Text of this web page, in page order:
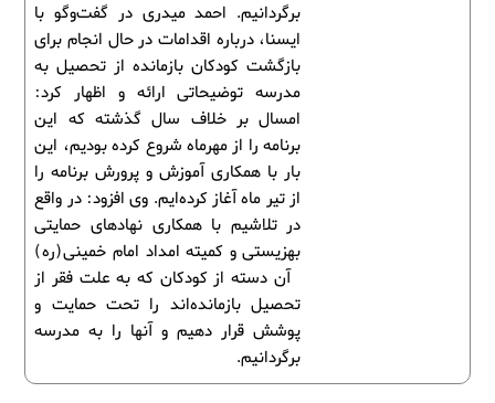
برگردانیم. احمد میدری در گفت‌وگو با
ایسنا، درباره اقدامات در حال انجام برای
بازگشت کودکان بازمانده از تحصیل به
مدرسه توضیحاتی ارائه و اظهار کرد:
امسال بر خلاف سال گذشته که این
برنامه را از مهرماه شروع کرده بودیم، این
بار با همکاری آموزش و پرورش برنامه را
از تیر ماه آغاز کرده‌ایم. وی افزود: در واقع
در تلاشیم با همکاری نهادهای حمایتی
بهزیستی و کمیته امداد امام خمینی(ره)
آن دسته از کودکان که به علت فقر از
تحصیل بازمانده‌اند را تحت حمایت و
پوشش قرار دهیم و آنها را به مدرسه
برگردانیم.